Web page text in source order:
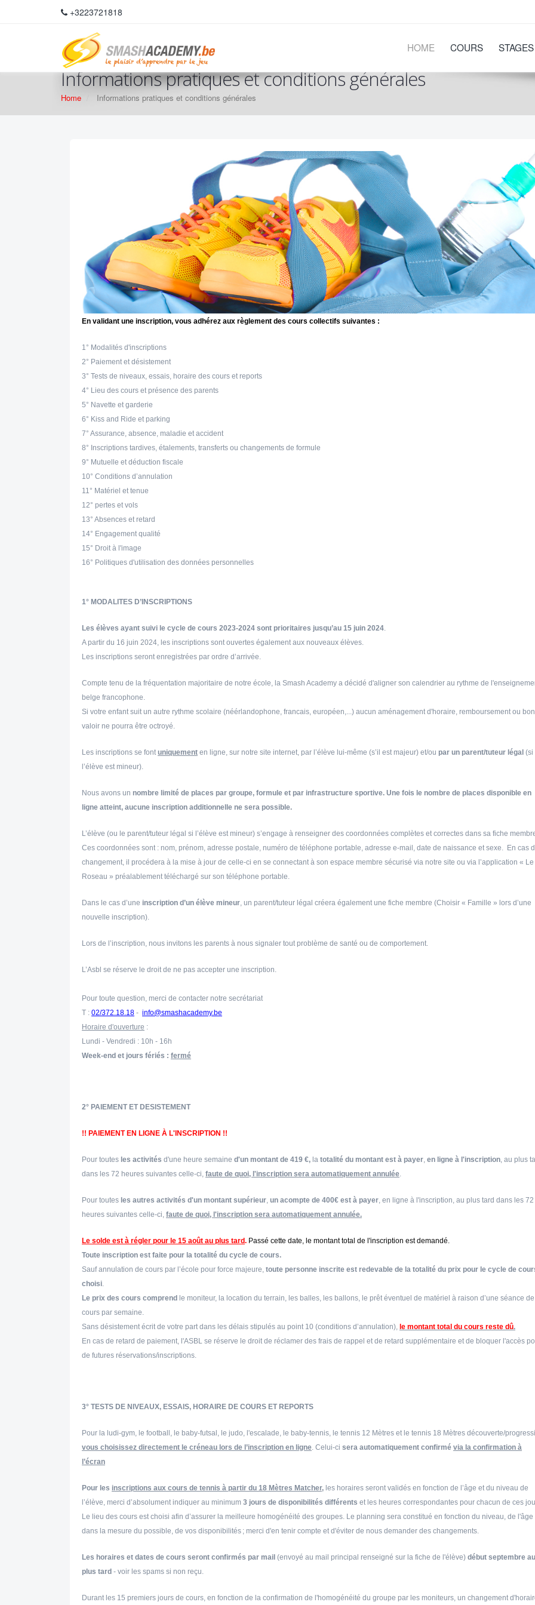
+3223721818
HOME COURS STAGES
Informations pratiques et conditions générales
Home Informations pratiques et conditions générales
En validant une inscription, vous adhérez aux règlement des cours collectifs suivantes :
1° Modalités d'inscriptions
2° Paiement et désistement
3° Tests de niveaux, essais, horaire des cours et reports
4° Lieu des cours et présence des parents
5° Navette et garderie
6° Kiss and Ride et parking
7° Assurance, absence, maladie et accident
8° Inscriptions tardives, étalements, transferts ou changements de formule
9° Mutuelle et déduction fiscale
10° Conditions d’annulation
11° Matériel et tenue
12° pertes et vols
13° Absences et retard
14° Engagement qualité
15° Droit à l'image
16° Politiques d'utilisation des données personnelles
1° MODALITES D’INSCRIPTIONS
Les élèves ayant suivi le cycle de cours 2023-2024 sont prioritaires jusqu’au 15 juin 2024.
A partir du 16 juin 2024, les inscriptions sont ouvertes également aux nouveaux élèves.
Les inscriptions seront enregistrées par ordre d’arrivée.
Compte tenu de la fréquentation majoritaire de notre école, la Smash Academy a décidé d'aligner son calendrier au rythme de
belge francophone.
Si votre enfant suit un autre rythme scolaire (néérlandophone, francais, européen,...) aucun aménagement d'horaire, remboursement ou
valoir ne pourra être octroyé.
Les inscriptions se fontuniquement en ligne, sur notre site internet, par l’élève lui-même (s’il est majeur) et/ou par un parent/tuteur légal (si
l’élève est mineur).
Nous avons un nombre limité de places par groupe, formule et par infrastructure sportive. Une fois le nombre de places disponible en
ligne atteint, aucune inscription additionnelle ne sera possible.
L’élève (ou le parent/tuteur légal si l’élève est mineur) s’engage à renseigner des coordonnées complètes et correctes dans sa fiche
Ces coordonnées sont : nom, prénom, adresse postale, numéro de téléphone portable, adresse e-mail, date de naissance et sexe. En cas
changement, il procédera à la mise à jour de celle-ci en se connectant à son espace membre sécurisé via notre site ou via l’application « Le
Roseau » préalablement téléchargé sur son téléphone portable.
Dans le cas d’une inscription d’un élève mineur, un parent/tuteur légal créera également une fiche membre (Choisir « Famille » lors d’une
nouvelle inscription).
Lors de l’inscription, nous invitons les parents à nous signaler tout problème de santé ou de comportement.
L’Asbl se réserve le droit de ne pas accepter une inscription.
Pour toute question, merci de contacter notre secrétariat
T : 02/372.18.18 - info@smashacademy.be
Horaire d'ouverture :
Lundi - Vendredi : 10h - 16h
Week-end et jours fériés : fermé
2° PAIEMENT ET DESISTEMENT
!! PAIEMENT EN LIGNE À L'INSCRIPTION !!
Pour toutes les activités d'une heure semaine d'un montant de 419 €, la totalité du montant est à payer, en ligne à l'inscription, au plus
dans les 72 heures suivantes celle-ci, faute de quoi, l'inscription sera automatiquement annulée.
Pour toutes les autres activités d'un montant supérieur, un acompte de 400€ est à payer, en ligne à l'inscription, au plus tard dans les 72
heures suivantes celle-ci, faute de quoi, l'inscription sera automatiquement annulée.
Le solde est à régler pour le 15 août au plus tard. Passé cette date, le montant total de l'inscription est demandé.
Toute inscription est faite pour la totalité du cycle de cours.
Sauf annulation de cours par l’école pour force majeure, toute personne inscrite est redevable de la totalité du prix pour le cycle de
choisi.
Le prix des cours comprend le moniteur, la location du terrain, les balles, les ballons, le prêt éventuel de matériel à raison d’une séance de
cours par semaine.
Sans désistement écrit de votre part dans les délais stipulés au point 10 (conditions d’annulation), le montant total du cours reste dû.
En cas de retard de paiement, l'ASBL se réserve le droit de réclamer des frais de rappel et de retard supplémentaire et de bloquer l'accès
de futures réservations/inscriptions.
3° TESTS DE NIVEAUX, ESSAIS, HORAIRE DE COURS ET REPORTS
Pour la ludi-gym, le football, le baby-futsal, le judo, l'escalade, le baby-tennis, le tennis 12 Mètres et le tennis 18 Mètres découverte/
vous choisissez directement le créneau lors de l’inscription en ligne. Celui-ci sera automatiquement confirmé via la confirmation à
l’écran
Pour les inscriptions aux cours de tennis à partir du 18 Mètres Matcher, les horaires seront validés en fonction de l’âge et du niveau de
l’élève, merci d’absolument indiquer au minimum 3 jours de disponibilités différents et les heures correspondantes pour chacun de ces
Le lieu des cours est choisi afin d’assurer la meilleure homogénéité des groupes. Le planning sera constitué en fonction du niveau, de l'âge
dans la mesure du possible, de vos disponibilités ; merci d'en tenir compte et d'éviter de nous demander des changements.
Les horaires et dates de cours seront confirmés par mail (envoyé au mail principal renseigné sur la fiche de l'élève) début septembre au
plus tard - voir les spams si non reçu.
Durant les 15 premiers jours de cours, en fonction de la confirmation de l'homogénéité du groupe par les moniteurs, un changement